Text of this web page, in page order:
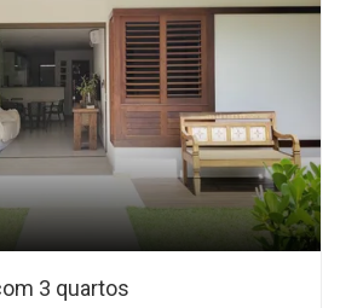
3 quartos